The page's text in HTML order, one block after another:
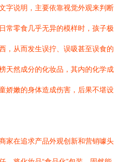
字说明，主要依靠视觉外观来判断
常零食几乎无异的模样时，孩子极
，从而发生误拧、误吸甚至误食的
天然成分的化妆品，其内的化学成
娇嫩的身体造成伤害，后果不堪设
家在追求产品外观创新和营销噱头